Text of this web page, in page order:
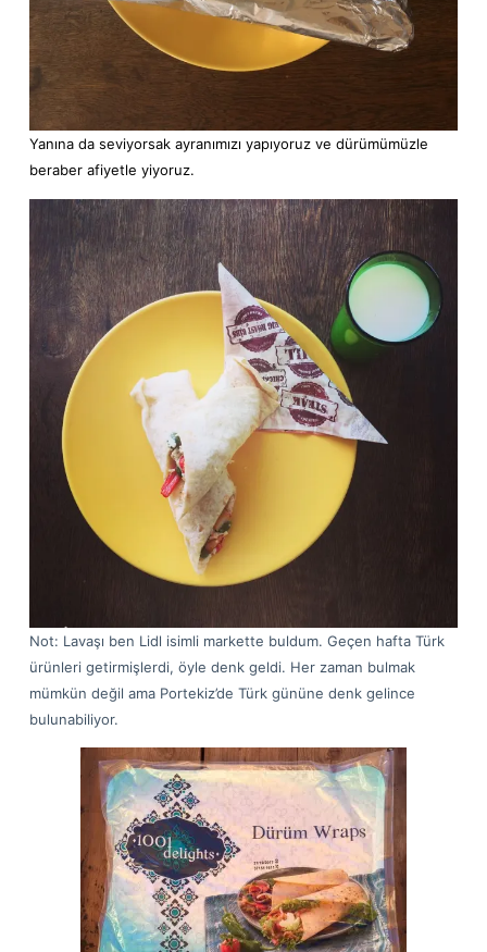
Yanına da seviyorsak ayranımızı yapıyoruz ve dürümümüzle
beraber afiyetle yiyoruz.
Not: Lavaşı ben Lidl isimli markette buldum. Geçen hafta Türk
ürünleri getirmişlerdi, öyle denk geldi. Her zaman bulmak
mümkün değil ama Portekiz’de Türk gününe denk gelince
bulunabiliyor.